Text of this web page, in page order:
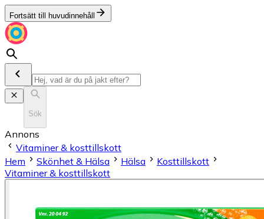
Fortsätt till huvudinnehåll
Sök
Annons
Vitaminer & kosttillskott
Hem
Skönhet & Hälsa Hälsa
Kosttillskott
Vitaminer & kosttillskott